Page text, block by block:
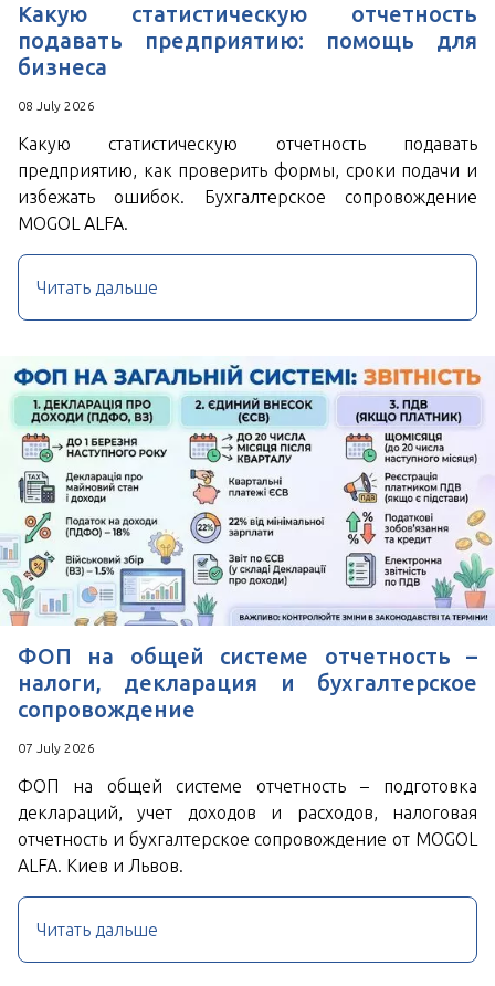
Какую статистическую отчетность
подавать предприятию: помощь для
бизнеса
08 July 2026
Какую статистическую отчетность подавать
предприятию, как проверить формы, сроки подачи и
избежать ошибок. Бухгалтерское сопровождение
MOGOL ALFA.
Читать дальше
ФОП на общей системе отчетность –
налоги, декларация и бухгалтерское
сопровождение
07 July 2026
ФОП на общей системе отчетность – подготовка
деклараций, учет доходов и расходов, налоговая
отчетность и бухгалтерское сопровождение от MOGOL
ALFA. Киев и Львов.
Читать дальше